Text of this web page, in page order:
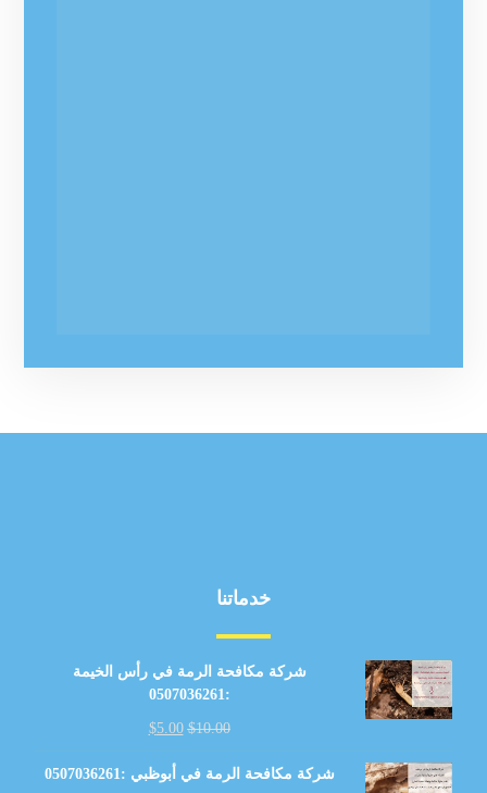
خدماتنا
شركة مكافحة الرمة في رأس الخيمة
:0507036261
$10.00
$5.00
شركة مكافحة الرمة في أبوظبي :0507036261